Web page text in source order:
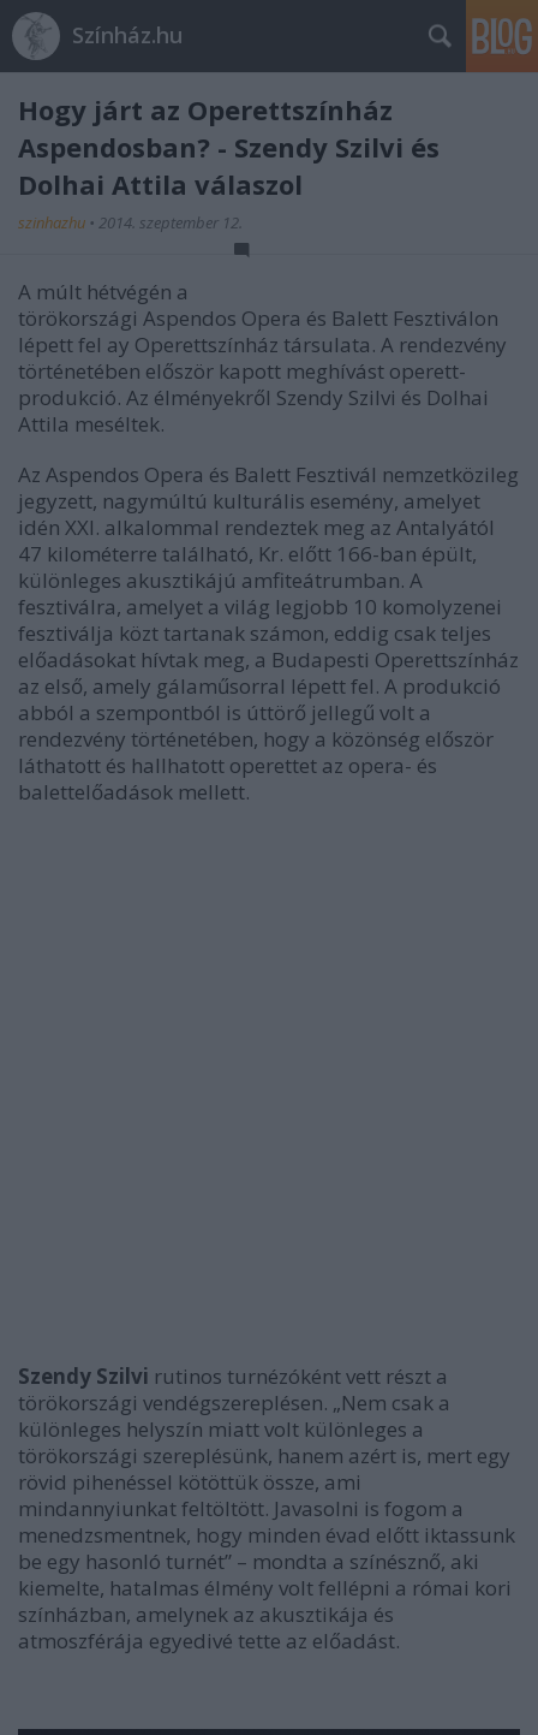
Színház.hu
Hogy járt az Operettszínház
Aspendosban? - Szendy Szilvi és
Dolhai Attila válaszol
szinhazhu • 2014. szeptember 12.
A múlt hétvégén a
törökországi Aspendos Opera és Balett Fesztiválon
lépett fel ay Operettszínház társulata. A rendezvény
történetében először kapott meghívást operett-
produkció. Az élményekről Szendy Szilvi és Dolhai
Attila meséltek.
Az Aspendos Opera és Balett Fesztivál nemzetközileg
jegyzett, nagymúltú kulturális esemény, amelyet
idén XXI. alkalommal rendeztek meg az Antalyától
47 kilométerre található, Kr. előtt 166-ban épült,
különleges akusztikájú amfiteátrumban. A
fesztiválra, amelyet a világ legjobb 10 komolyzenei
fesztiválja közt tartanak számon, eddig csak teljes
előadásokat hívtak meg, a Budapesti Operettszínház
az első, amely gálaműsorral lépett fel. A produkció
abból a szempontból is úttörő jellegű volt a
rendezvény történetében, hogy a közönség először
láthatott és hallhatott operettet az opera- és
balettelőadások mellett.
Szendy Szilvi rutinos turnézóként vett részt a
törökországi vendégszereplésen. „Nem csak a
különleges helyszín miatt volt különleges a
törökországi szereplésünk, hanem azért is, mert egy
rövid pihenéssel kötöttük össze, ami
mindannyiunkat feltöltött. Javasolni is fogom a
menedzsmentnek, hogy minden évad előtt iktassunk
be egy hasonló turnét” – mondta a színésznő, aki
kiemelte, hatalmas élmény volt fellépni a római kori
színházban, amelynek az akusztikája és
atmoszférája egyedivé tette az előadást.